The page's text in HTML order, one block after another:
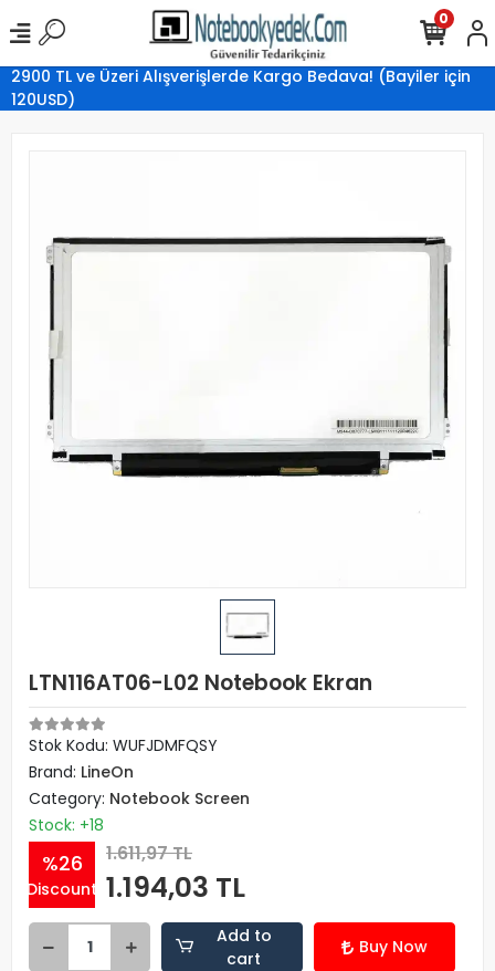
2900 TL ve Üzeri Alışverişlerde Kargo Bedava! (Bayiler için
120USD)
0
LTN116AT06-L02 Notebook Ekran
Stok Kodu: WUFJDMFQSY
Brand: LineOn
Category: Notebook Screen
Stock: +18
%26
Discount
1.611,97 TL
1.194,03 TL
Add to
cart
Buy Now